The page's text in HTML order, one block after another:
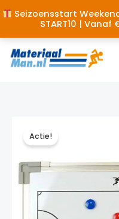
Seizoensstart
START10 |
Ga
naar
de
inhoud
Actie!